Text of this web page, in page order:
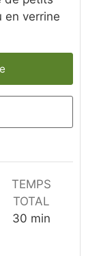
en verrine
TEMPS
TOTAL
30 minutes
min